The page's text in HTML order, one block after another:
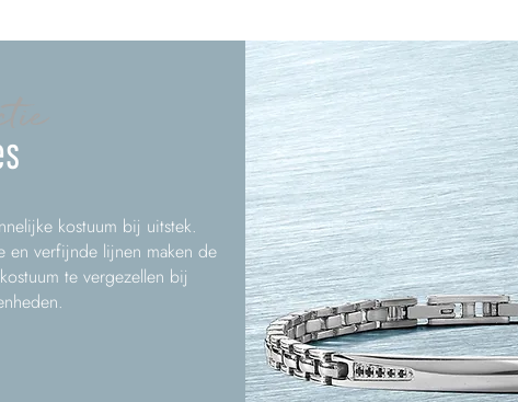
kostuum bij uitstek.
en verfijnde lijnen maken de
te vergezellen bij